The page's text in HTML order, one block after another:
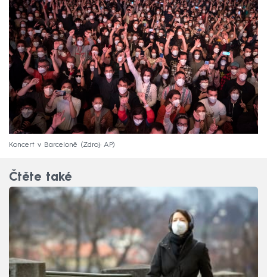
Koncert v Barceloně Zdroj: AP
Čtěte také